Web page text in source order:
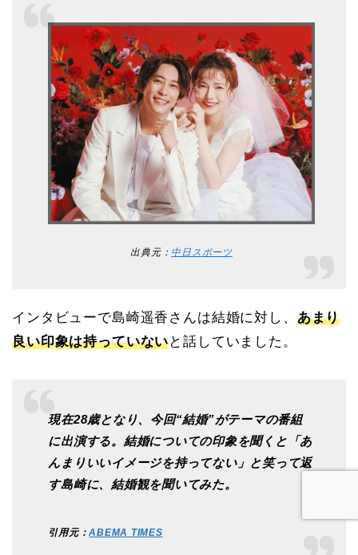
出典元： 中日スポーツ
インタビューで島崎遥香さんは結婚に対し、 あまり
良い印象は持っていないと話していました。
現在28歳となり、今回“結婚”がテーマの番組
に出演する。結婚についての印象を聞くと「あ
んまりいいイメージを持ってない」と笑って返
す島崎に、結婚観を聞いてみた。
引用元：ABEMA TIMES